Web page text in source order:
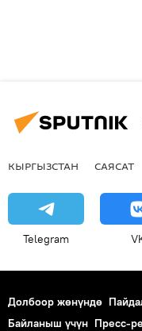
КЫРГЫЗСТАН САЯСАТ
Telegram
Долбоор жөнүндө
Байланыш үчүн Пресс-